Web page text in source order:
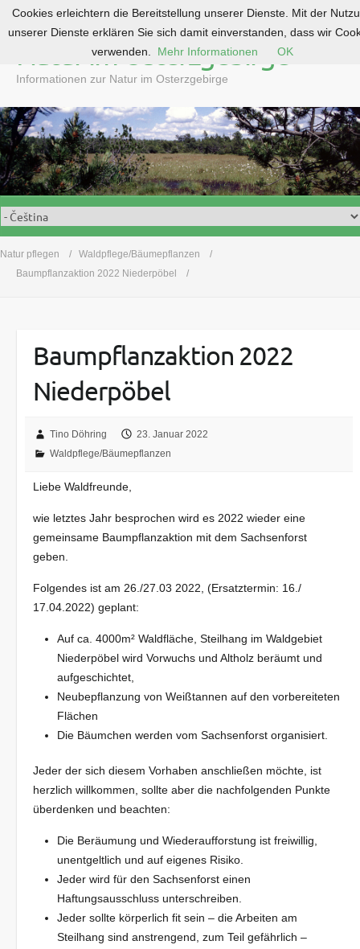
o
c
o
n
e
n
Natur im Osterzgebirge
Informationen zur Natur im Osterzgebirge
Natur pflegen
Waldpflege/Bäumepflanzen
Baumpflanzaktion 2022 Niederpöbel
Baumpflanzaktion 2022
Niederpöbel
Tino Döhring
23. Januar 2022
Waldpflege/Bäumepflanzen
Liebe Waldfreunde,
wie letztes Jahr besprochen wird es 2022 wieder eine
gemeinsame Baumpflanzaktion mit dem Sachsenforst
geben.
Folgendes ist am 26./27.03 2022, (Ersatztermin: 16./
17.04.2022) geplant:
Auf ca. 4000m² Waldfläche, Steilhang im Waldgebiet
Niederpöbel wird Vorwuchs und Altholz beräumt und
aufgeschichtet,
Neubepflanzung von Weißtannen auf den vorbereiteten
Flächen
Die Bäumchen werden vom Sachsenforst organisiert.
Jeder der sich diesem Vorhaben anschließen möchte, ist
herzlich willkommen, sollte aber die nachfolgenden Punkte
überdenken und beachten:
Die Beräumung und Wiederaufforstung ist freiwillig,
unentgeltlich und auf eigenes Risiko.
Jeder wird für den Sachsenforst einen
Haftungsausschluss unterschreiben.
Jeder sollte körperlich fit sein – die Arbeiten am
Steilhang sind anstrengend, zum Teil gefährlich –
Cookies erleichtern die Bereitstellung unserer Dienste. Mit der
unserer Dienste erklären Sie sich damit einverstanden, dass wir
verwenden.
Mehr Informationen OK